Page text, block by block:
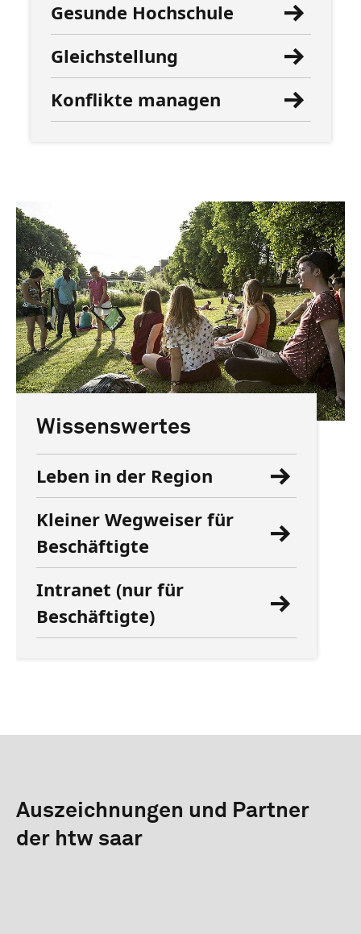
Gesunde Hochschule
Gleichstellung
Konflikte managen
Wissenswertes
Leben in der Region
Kleiner Wegweiser für
Beschäftigte
Intranet (nur für
Beschäftigte)
Auszeichnungen und Partner
der htw saar